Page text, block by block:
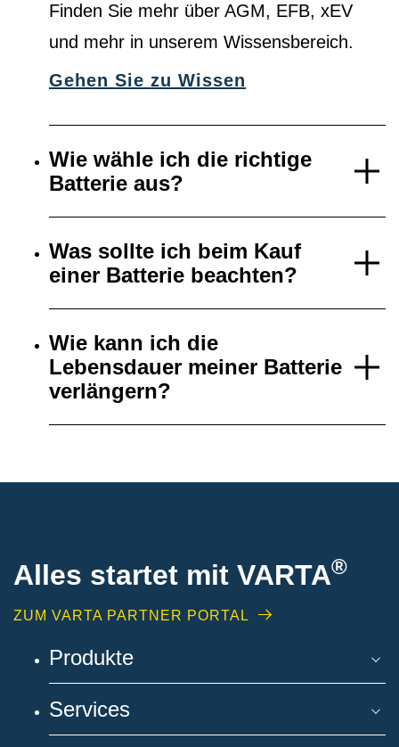
Finden Sie mehr über AGM, EFB, xEV
und mehr in unserem Wissensbereich.
Gehen Sie zu Wissen
Wie wähle ich die richtige
Batterie aus?
Was sollte ich beim Kauf
einer Batterie beachten?
Wie kann ich die
Lebensdauer meiner Batterie
verlängern?
Alles startet mit VARTA®
ZUM VARTA PARTNER PORTAL
Produkte
Services